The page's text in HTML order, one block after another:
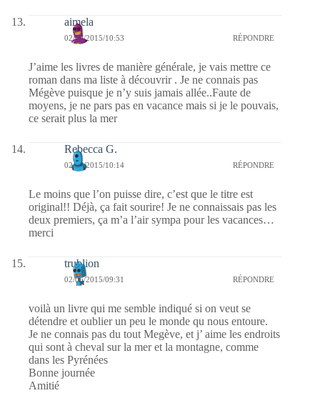
aimela
02/06/2015/10:53 RÉPONDRE
J’aime les livres de manière générale, je vais mettre ce
roman dans ma liste à découvrir . Je ne connais pas
Mégève puisque je n’y suis jamais allée..Faute de
moyens, je ne pars pas en vacance mais si je le pouvais,
ce serait plus la mer
Rebecca G.
02/06/2015/10:14 RÉPONDRE
Le moins que l’on puisse dire, c’est que le titre est
original!! Déjà, ça fait sourire! Je ne connaissais pas les
deux premiers, ça m’a l’air sympa pour les vacances…
merci
trublion
02/06/2015/09:31 RÉPONDRE
voilà un livre qui me semble indiqué si on veut se
détendre et oublier un peu le monde qu nous entoure.
Je ne connais pas du tout Megève, et j’ aime les endroits
qui sont à cheval sur la mer et la montagne, comme
dans les Pyrénées
Bonne journée
Amitié